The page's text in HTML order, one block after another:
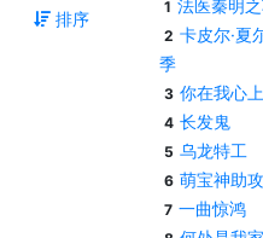
排序
1 法医秦明
2 卡皮尔·夏
季
3 你在我心上
4 长发鬼
5 乌龙特工
6 萌宝神助
7 一曲惊鸿